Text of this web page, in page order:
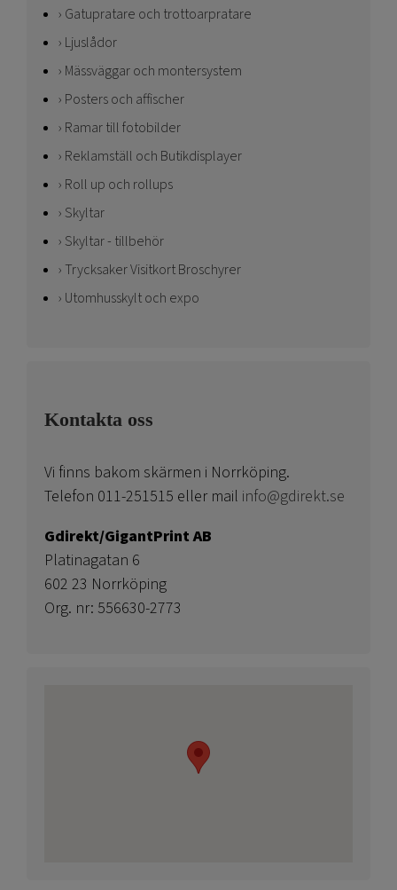
Gatupratare och trottoarpratare
Ljuslådor
Mässväggar och montersystem
Posters och affischer
Ramar till fotobilder
Reklamställ och Butikdisplayer
Roll up och rollups
Skyltar
Skyltar - tillbehör
Trycksaker Visitkort Broschyrer
Utomhusskylt och expo
Kontakta oss
Vi finns bakom skärmen i Norrköping.
Telefon 011-251515 eller mail info@gdirekt.se
Gdirekt/GigantPrint AB
Platinagatan 6
602 23 Norrköping
Org. nr: 556630-2773